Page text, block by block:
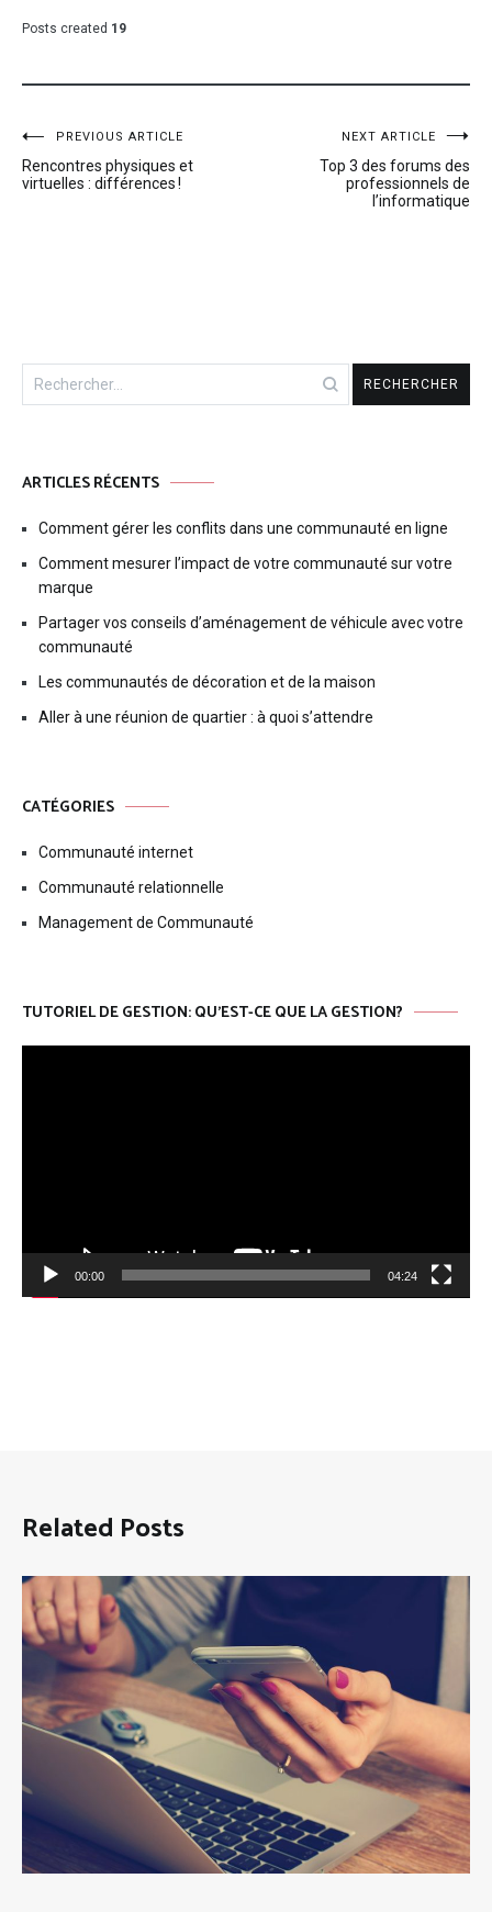
Posts created 19
Navigation
de
PREVIOUS ARTICLE
Rencontres physiques et
virtuelles : différences !
NEXT ARTICLE
Top 3 des forums des
professionnels de
l’informatique
ARTICLES RÉCENTS
Comment gérer les conflits dans une communauté en ligne
Comment mesurer l’impact de votre communauté sur votre
marque
Partager vos conseils d’aménagement de véhicule avec votre
communauté
Les communautés de décoration et de la maison
Aller à une réunion de quartier : à quoi s’attendre
CATÉGORIES
Communauté internet
Communauté relationnelle
Management de Communauté
TUTORIEL DE GESTION: QU’EST-CE QUE LA GESTION?
00:00 04:24
Related Posts